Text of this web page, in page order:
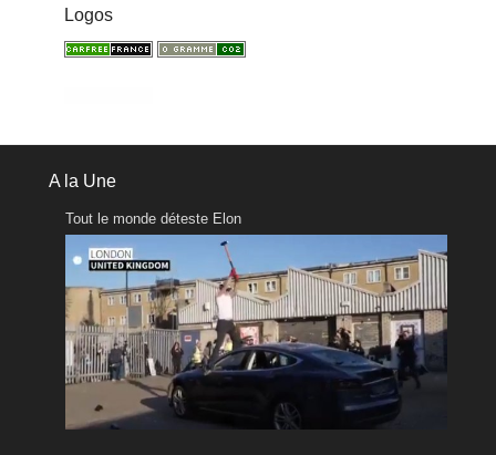
Logos
A la Une
Tout le monde déteste Elon